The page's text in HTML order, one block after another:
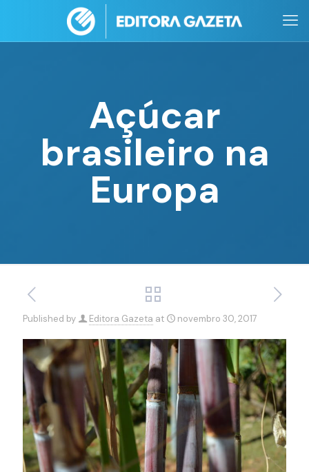
Açúcar
brasileiro na
Europa
Published by Editora Gazeta at novembro 30, 2017